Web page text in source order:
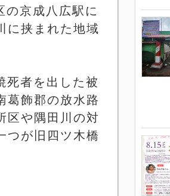
京成八広駅に
に挟まれた地域
死者を出した被
葛飾郡の放水路
区や隅田川の対
つが旧四ツ木橋